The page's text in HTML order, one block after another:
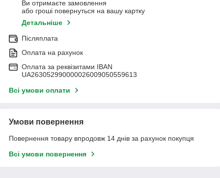
Ви отримаєте замовлення
або гроші повернуться на вашу картку
Детальніше
Післяплата
Оплата на рахунок
Оплата за реквізитами IBAN
UA263052990000026009050559613
Всі умови оплати
Умови повернення
Повернення товару впродовж 14 днів за рахунок покупця
Всі умови повернення